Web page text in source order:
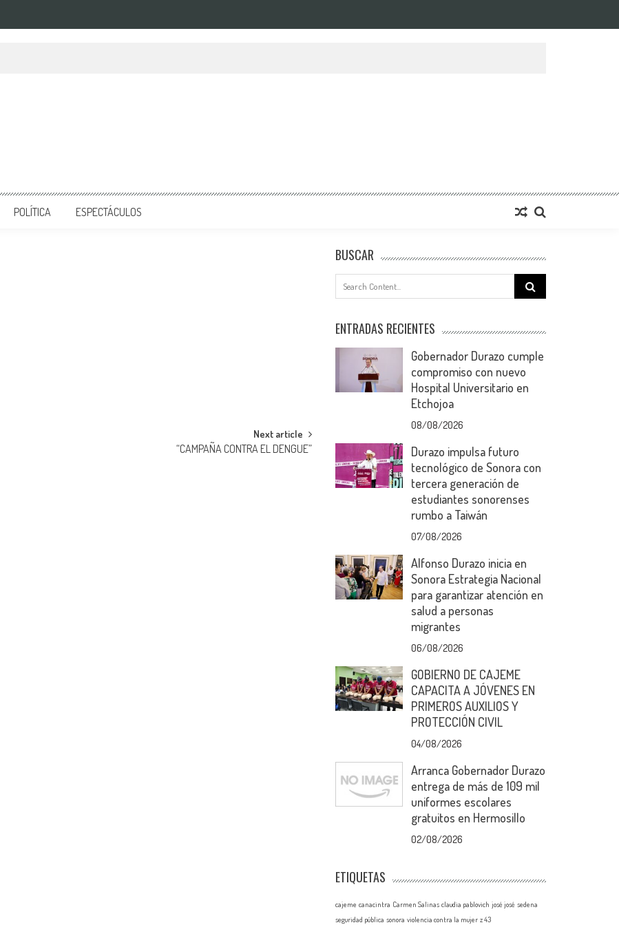
POLÍTICA ESPECTÁCULOS
Next article
“CAMPAÑA CONTRA EL DENGUE”
BUSCAR
Search
for:
ENTRADAS RECIENTES
Gobernador Durazo cumple
compromiso con nuevo
Hospital Universitario en
Etchojoa
08/08/2026
Durazo impulsa futuro
tecnológico de Sonora con
tercera generación de
estudiantes sonorenses
rumbo a Taiwán
07/08/2026
Alfonso Durazo inicia en
Sonora Estrategia Nacional
para garantizar atención en
salud a personas
migrantes
06/08/2026
GOBIERNO DE CAJEME
CAPACITA A JÓVENES EN
PRIMEROS AUXILIOS Y
PROTECCIÓN CIVIL
04/08/2026
Arranca Gobernador Durazo
entrega de más de 109 mil
uniformes escolares
gratuitos en Hermosillo
02/08/2026
ETIQUETAS
cajeme canacintra Carmen Salinas claudia pablovich josé josé sedena
seguridad pública sonora violencia contra la mujer z 43